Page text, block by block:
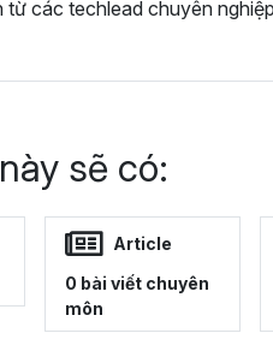
từ các techlead chuyên
sẽ có:
Article
0 bài viết chuyên
môn